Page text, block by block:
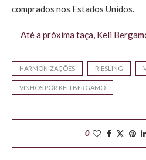
comprados nos Estados Unidos.
Até a próxima taça, Keli
HARMONIZAÇÕES RIESLING
VINHOS POR KELI BERGAMO
0